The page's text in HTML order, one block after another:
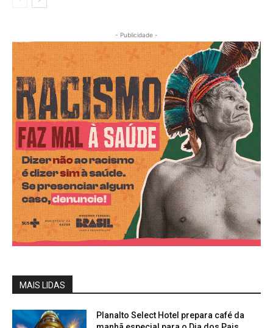
- Publicidade -
MAIS LIDAS
Planalto Select Hotel prepara café da